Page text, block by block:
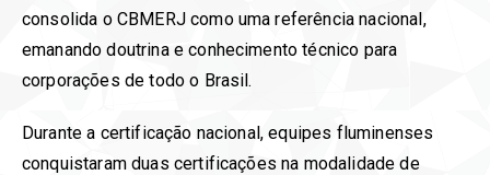
consolida o CBMERJ como uma referência nacional,
emanando doutrina e conhecimento técnico para
corporações de todo o Brasil.
Durante a certificação nacional, equipes fluminenses
conquistaram duas certificações na modalidade de